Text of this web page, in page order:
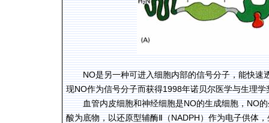
NO是另一种可进入细胞内部的信号分子，能快
现NO作为信号分子而获得1998年诺贝尔医学与生理学
血管内皮细胞和神经细胞是NO的生成细胞，NO
酸为底物，以还原型辅酶Ⅱ（NADPH）作为电子供体